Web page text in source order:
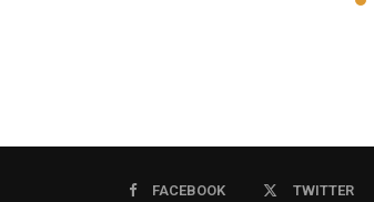
FACEBOOK TWITTER